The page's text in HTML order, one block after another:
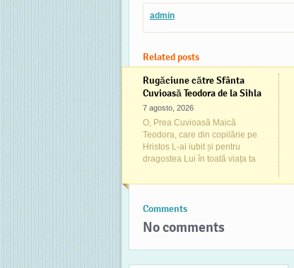
admin
Related posts
Rugăciune către Sfânta
Cuvioasă Teodora de la Sihla
7 agosto, 2026
O, Prea Cuvioasă Maică
Teodora, care din copilărie pe
Hristos L-ai iubit și pentru
dragostea Lui în toată viața ta
Comments
No comments